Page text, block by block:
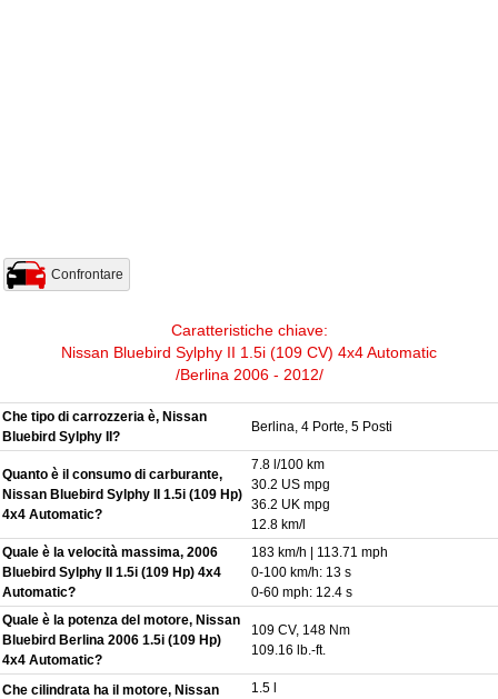
Confrontare
Caratteristiche chiave:
Nissan Bluebird Sylphy II 1.5i (109 CV) 4x4 Automatic
/Berlina 2006 - 2012/
Che tipo di carrozzeria è, Nissan
Bluebird Sylphy II?
Berlina, 4 Porte, 5 Posti
Quanto è il consumo di carburante,
Nissan Bluebird Sylphy II 1.5i (109 Hp)
4x4 Automatic?
7.8 l/100 km
30.2 US mpg
36.2 UK mpg
12.8 km/l
Quale è la velocità massima, 2006
Bluebird Sylphy II 1.5i (109 Hp) 4x4
Automatic?
183 km/h | 113.71 mph
0-100 km/h: 13 s
0-60 mph: 12.4 s
Quale è la potenza del motore, Nissan
Bluebird Berlina 2006 1.5i (109 Hp)
4x4 Automatic?
109 CV, 148 Nm
109.16 lb.-ft.
Che cilindrata ha il motore, Nissan
1.5 l